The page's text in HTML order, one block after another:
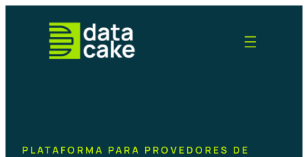
PLATAFORMA PARA PROVEDORES DE